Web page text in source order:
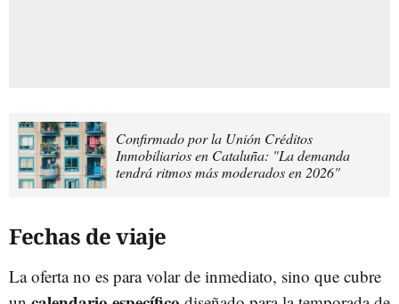
Confirmado por la Unión Créditos
Inmobiliarios en Cataluña: "La demanda
tendrá ritmos más moderados en 2026"
Fechas de viaje
La oferta no es para volar de inmediato, sino que cubre